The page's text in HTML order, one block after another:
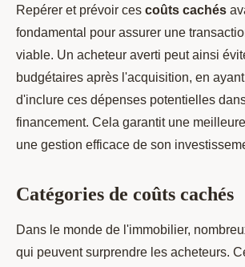
Repérer et prévoir ces coûts cachés
fondamental pour assurer une
viable. Un acheteur averti peut ainsi
budgétaires après l'acquisition, en
d'inclure ces dépenses potentielles
financement. Cela garantit une
une gestion efficace de son
Catégories de coûts cachés
Dans le monde de l'immobilier,
qui peuvent surprendre les acheteurs.